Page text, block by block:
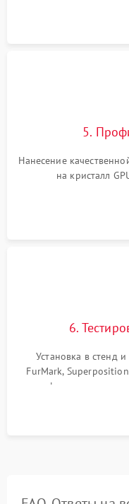
чипа и
5.
Нанесение
на кристалл
термопрокладок
питания. Монтаж
6.
Установка в стенд
FurMark,
графического чипа
артефактов